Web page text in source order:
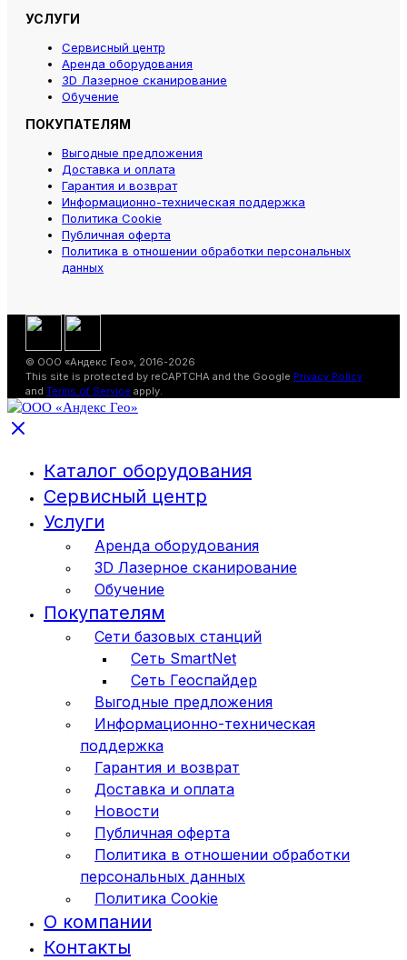
УСЛУГИ
Сервисный центр
Аренда оборудования
3D Лазерное сканирование
Обучение
ПОКУПАТЕЛЯМ
Выгодные предложения
Доставка и оплата
Гарантия и возврат
Информационно-техническая поддержка
Политика Cookie
Публичная оферта
Политика в отношении обработки персональных
данных
© ООО «Андекс Гео», 2016-2026
This site is protected by reCAPTCHA and the Google Privacy Policy
and Terms of Service apply.
Каталог оборудования
Сервисный центр
Услуги
Аренда оборудования
3D Лазерное сканирование
Обучение
Покупателям
Сети базовых станций
Сеть SmartNet
Сеть Геоспайдер
Выгодные предложения
Информационно-техническая
поддержка
Гарантия и возврат
Доставка и оплата
Новости
Публичная оферта
Политика в отношении обработки
персональных данных
Политика Cookie
О компании
Контакты